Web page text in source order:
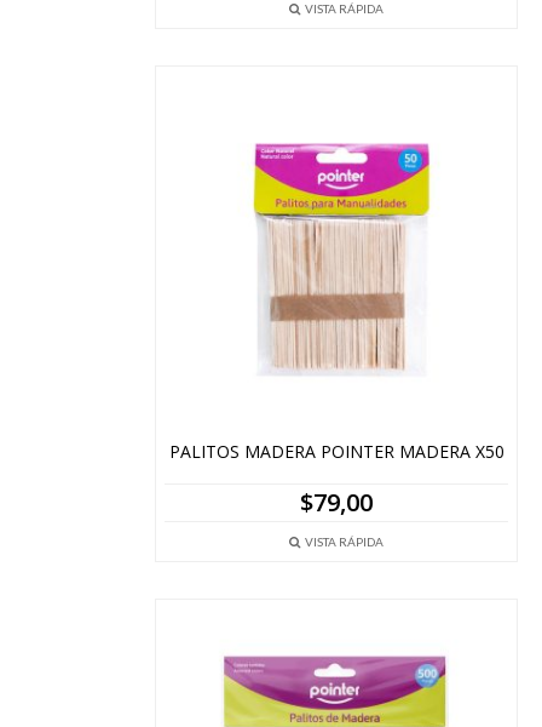
VISTA RÁPIDA
PALITOS MADERA POINTER MADERA X50
$79,00
VISTA RÁPIDA